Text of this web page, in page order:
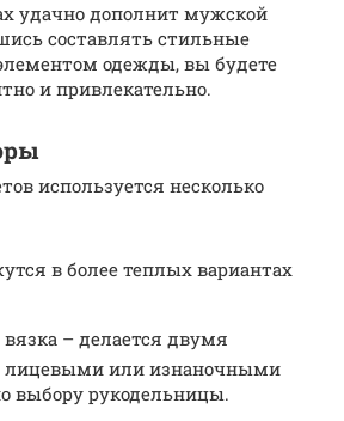
удачно дополнит мужской
составлять стильные
одежды, вы будете
и привлекательно.
используется несколько
в более теплых вариантах
– делается двумя
лицевыми или изнаночными
выбору рукодельницы.